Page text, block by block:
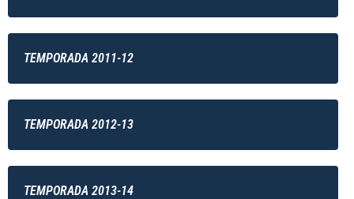
TEMPORADA 2011-12
TEMPORADA 2012-13
TEMPORADA 2013-14